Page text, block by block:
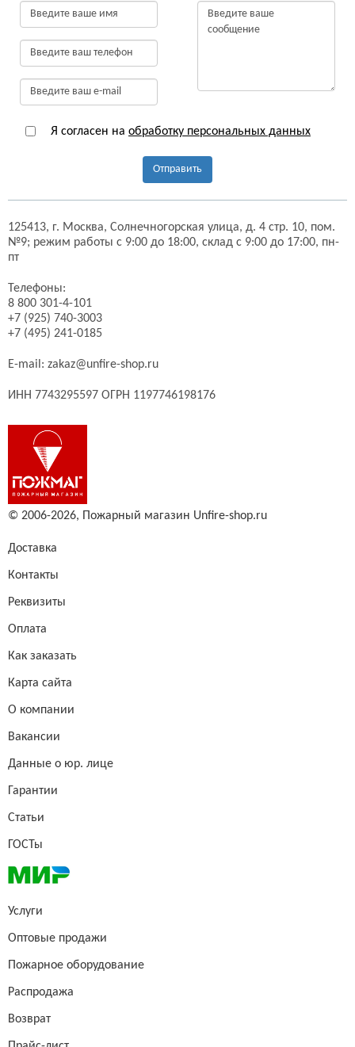
Я согласен на обработку персональных данных
Отправить
125413, г. Москва, Солнечногорская улица, д. 4 стр. 10, пом.
№9; режим работы с 9:00 до 18:00, склад с 9:00 до 17:00, пн-
пт
Телефоны:
8 800 301-4-101
+7 (925) 740-3003
+7 (495) 241-0185
E-mail: zakaz@unfire-shop.ru
ИНН 7743295597 ОГРН 1197746198176
© 2006-2026, Пожарный магазин Unfire-shop.ru
Доставка
Контакты
Реквизиты
Оплата
Как заказать
Карта сайта
О компании
Вакансии
Данные о юр. лице
Гарантии
Статьи
ГОСТы
Услуги
Оптовые продажи
Пожарное оборудование
Распродажа
Возврат